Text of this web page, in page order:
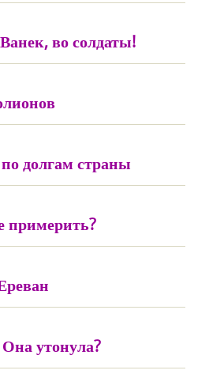
во солдаты!
долгам страны
примерить?
утонула?